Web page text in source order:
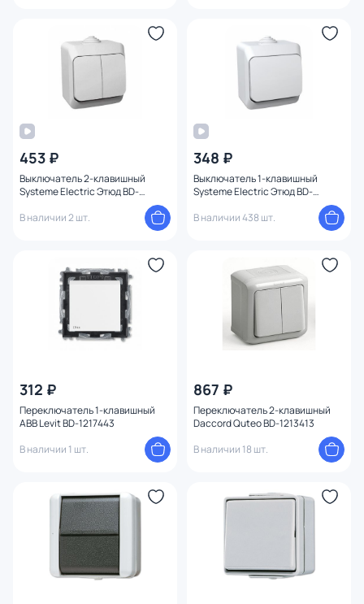
453 ₽
Выключатель 2-клавишный
Systeme Electric Этюд BD-
В наличии 2 шт.
348 ₽
Выключатель 1-клавишный
Systeme Electric Этюд BD-
В наличии 438 шт.
312 ₽
Переключатель 1-клавишный
ABB Levit BD-1217443
В наличии 1 шт.
867 ₽
Переключатель 2-клавишный
Daccord Quteo BD-1213413
В наличии 18 шт.